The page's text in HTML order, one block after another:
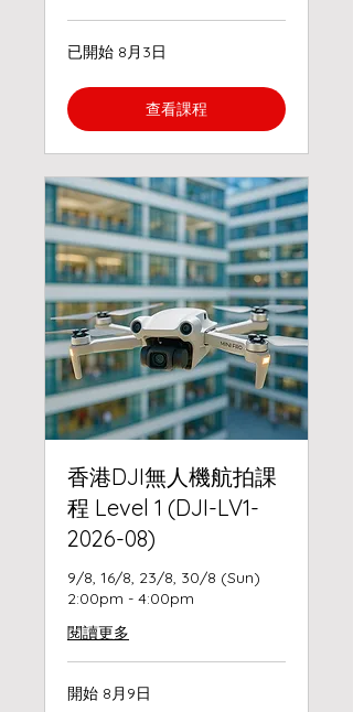
已開始 8月3日
查看課程
香港DJI無人機航拍課
程 Level 1 (DJI-LV1-
2026-08)
9/8, 16/8, 23/8, 30/8 (Sun)
2:00pm - 4:00pm
閱讀更多
開始 8月9日